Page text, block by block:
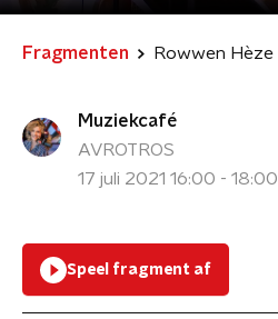
Fragmenten
Muziekcafé
AVROTROS
17 juli 2021 16:00 - 18:00
Speel fragment af